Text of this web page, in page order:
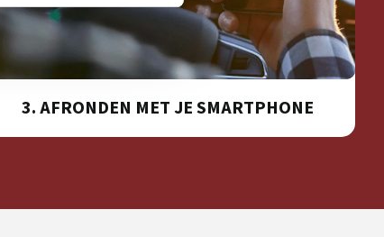
3. AFRONDEN MET JE SMARTPHONE